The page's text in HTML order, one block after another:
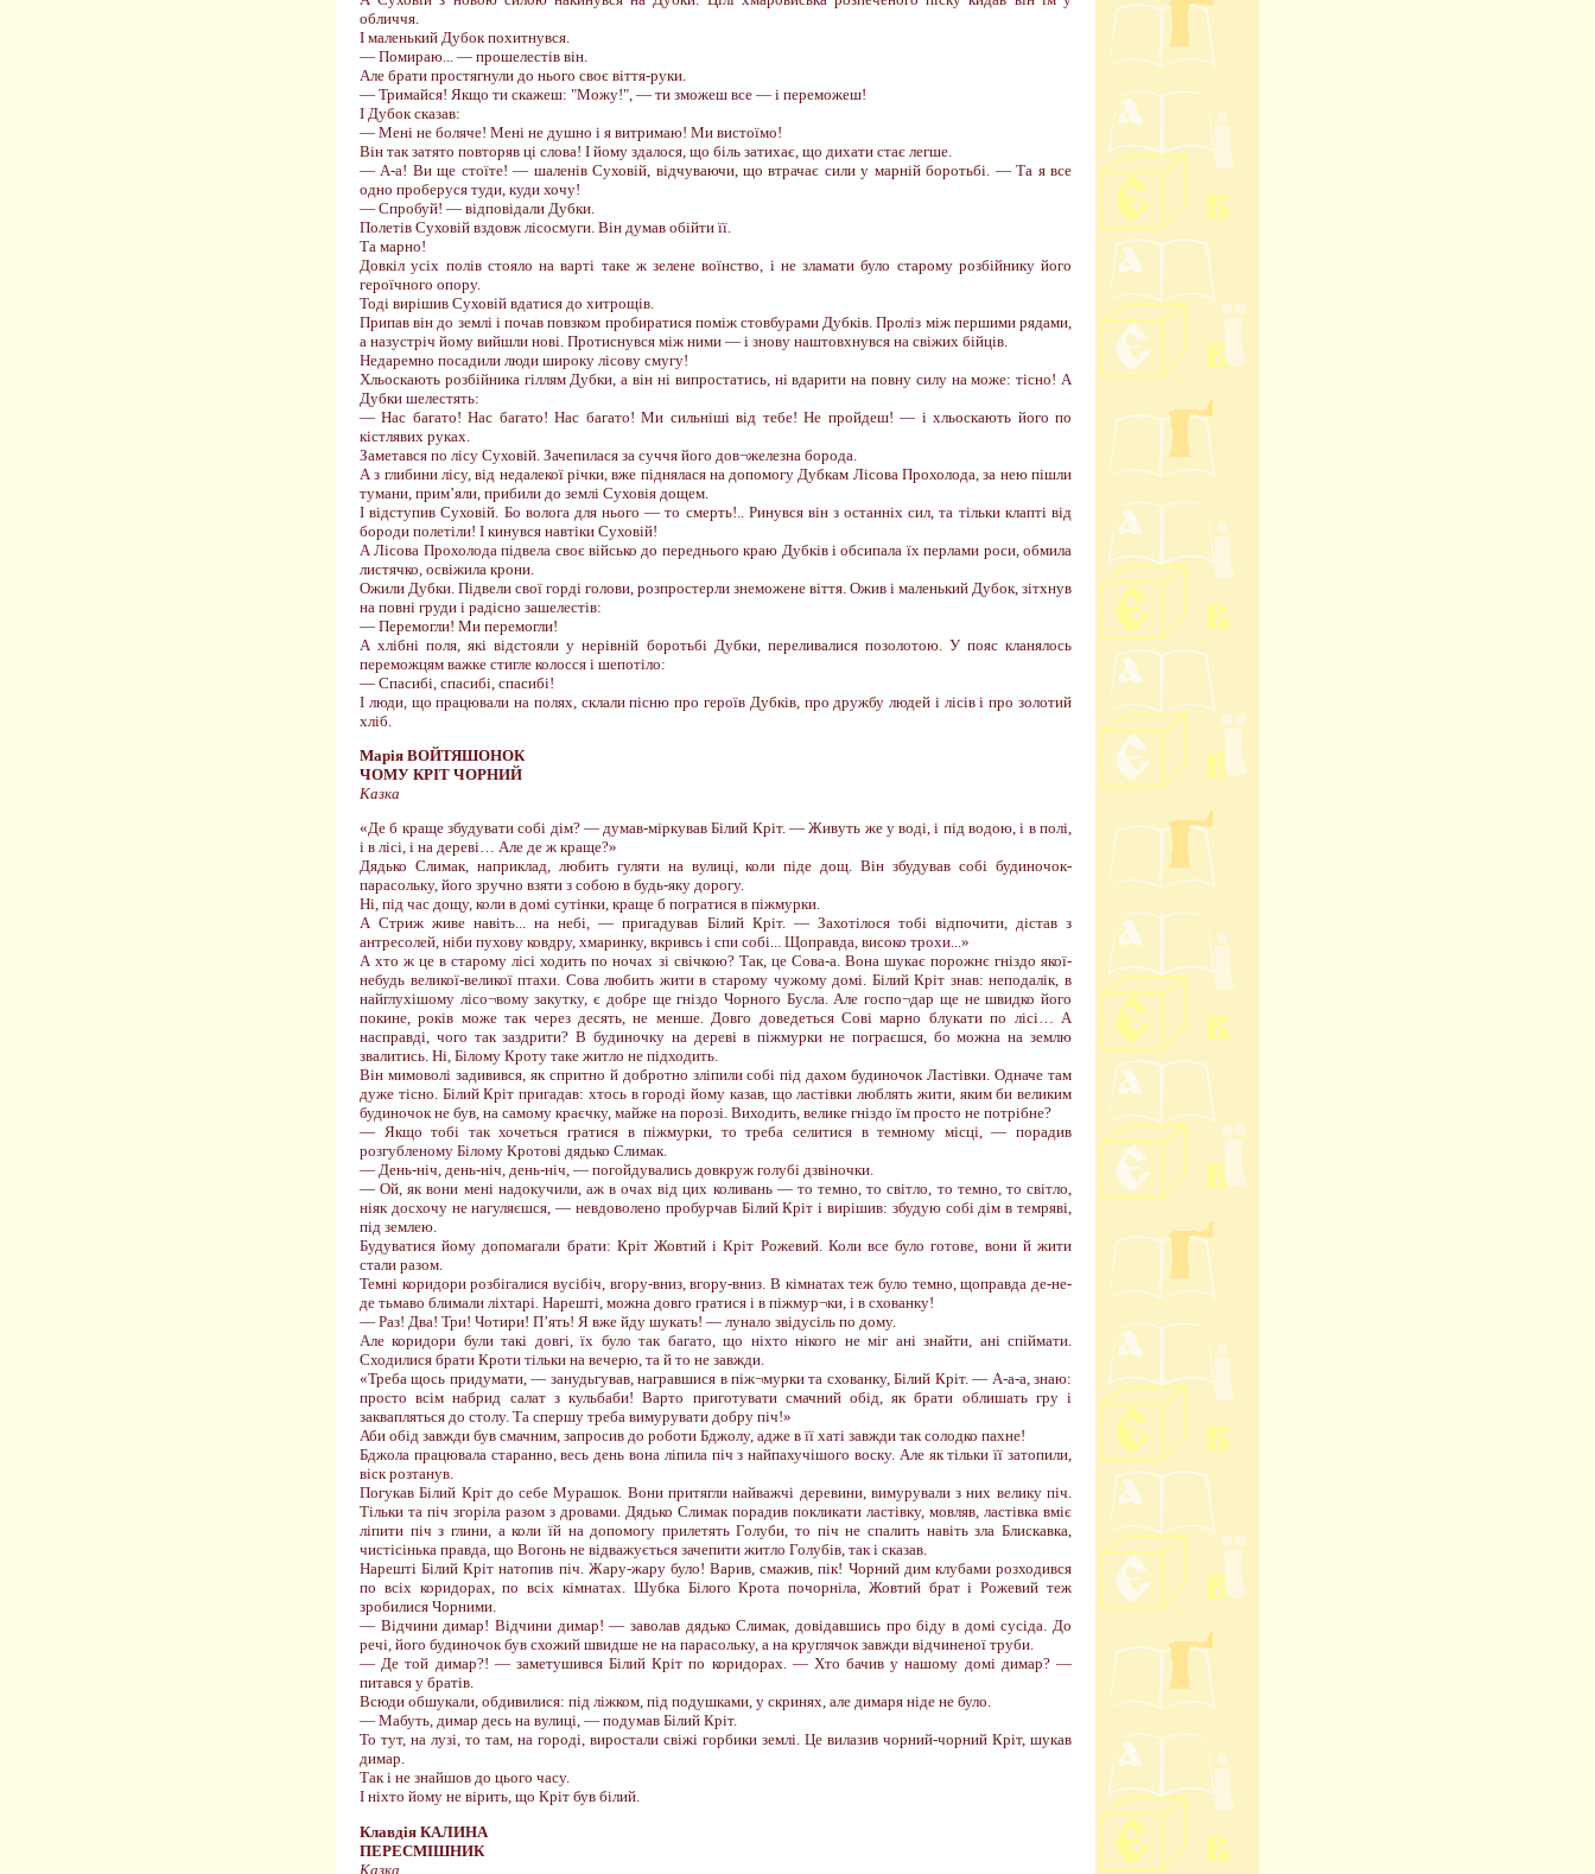
обличчя.
І маленький Дубок похитнувся.
— Помираю... — прошелестів він.
Але брати простягнули до нього своє віття-руки.
— Тримайся! Якщо ти скажеш: "Можу!", — ти зможеш все — і переможеш!
І Дубок сказав:
— Мені не боляче! Мені не душно і я витримаю! Ми вистоїмо!
Він так затято повторяв ці слова! І йому здалося, що біль затихає, що дихати стає легше.
— А-а! Ви ще стоїте! — шаленів Суховій, відчуваючи, що втрачає сили у марній боротьбі. — Та я все
одно проберуся туди, куди хочу!
— Спробуй! — відповідали Дубки.
Полетів Суховій вздовж лісосмуги. Він думав обійти її.
Та марно!
Довкіл усіх полів стояло на варті таке ж зелене воїнство, і не зламати було старому розбійнику його
героїчного опору.
Тоді вирішив Суховій вдатися до хитрощів.
Припав він до землі і почав повзком пробиратися поміж стовбурами Дубків. Проліз між першими рядами,
а назустріч йому вийшли нові. Протиснувся між ними — і знову наштовхнувся на свіжих бійців.
Недаремно посадили люди широку лісову смугу!
Хльоскають розбійника гіллям Дубки, а він ні випростатись, ні вдарити на повну силу на може: тісно! А
Дубки шелестять:
— Нас багато! Нас багато! Нас багато! Ми сильніші від тебе! Не пройдеш! — і хльоскають його по
кістлявих руках.
Заметався по лісу Суховій. Зачепилася за суччя його дов¬железна борода.
А з глибини лісу, від недалекої річки, вже піднялася на допомогу Дубкам Лісова Прохолода, за нею пішли
тумани, прим’яли, прибили до землі Суховія дощем.
І відступив Суховій. Бо волога для нього — то смерть!.. Ринувся він з останніх сил, та тільки клапті від
бороди полетіли! І кинувся навтіки Суховій!
А Лісова Прохолода підвела своє військо до переднього краю Дубків і обсипала їх перлами роси, обмила
листячко, освіжила крони.
Ожили Дубки. Підвели свої горді голови, розпростерли знеможене віття. Ожив і маленький Дубок, зітхнув
на повні груди і радісно зашелестів:
— Перемогли! Ми перемогли!
А хлібні поля, які відстояли у нерівній боротьбі Дубки, переливалися позолотою. У пояс кланялось
переможцям важке стигле колосся і шепотіло:
— Спасибі, спасибі, спасибі!
І люди, що працювали на полях, склали пісню про героїв Дубків, про дружбу людей і лісів і про золотий
хліб.
Марія ВОЙТЯШОНОК
ЧОМУ КРІТ ЧОРНИЙ
Казка
«Де б краще збудувати собі дім? — думав-міркував Білий Кріт. — Живуть же у воді, і під водою, і в полі,
і в лісі, і на дереві… Але де ж краще?»
Дядько Слимак, наприклад, любить гуляти на вулиці, коли піде дощ. Він збудував собі будиночок-
парасольку, його зручно взяти з собою в будь-яку дорогу.
Ні, під час дощу, коли в домі сутінки, краще б погратися в піжмурки.
А Стриж живе навіть... на небі, — пригадував Білий Кріт. — Захотілося тобі відпочити, дістав з
антресолей, ніби пухову ковдру, хмаринку, вкривсь і спи собі... Щоправда, високо трохи...»
А хто ж це в старому лісі ходить по ночах зі свічкою? Так, це Сова-а. Вона шукає порожнє гніздо якої-
небудь великої-великої птахи. Сова любить жити в старому чужому домі. Білий Кріт знав: неподалік, в
найглухішому лісо¬вому закутку, є добре ще гніздо Чорного Бусла. Але госпо¬дар ще не швидко його
покине, років може так через десять, не менше. Довго доведеться Сові марно блукати по лісі… А
насправді, чого так заздрити? В будиночку на дереві в піжмурки не пограєшся, бо можна на землю
звалитись. Ні, Білому Кроту таке житло не підходить.
Він мимоволі задивився, як спритно й добротно зліпили собі під дахом будиночок Ластівки. Одначе там
дуже тісно. Білий Кріт пригадав: хтось в городі йому казав, що ластівки люблять жити, яким би великим
будиночок не був, на самому краєчку, майже на порозі. Виходить, велике гніздо їм просто не потрібне?
— Якщо тобі так хочеться гратися в піжмурки, то треба селитися в темному місці, — порадив
розгубленому Білому Кротові дядько Слимак.
— День-ніч, день-ніч, день-ніч, — погойдувались довкруж голубі дзвіночки.
— Ой, як вони мені надокучили, аж в очах від цих коливань — то темно, то світло, то темно, то світло,
ніяк досхочу не нагуляєшся, — невдоволено пробурчав Білий Кріт і вирішив: збудую собі дім в темряві,
під землею.
Будуватися йому допомагали брати: Кріт Жовтий і Кріт Рожевий. Коли все було готове, вони й жити
стали разом.
Темні коридори розбігалися вусібіч, вгору-вниз, вгору-вниз. В кімнатах теж було темно, щоправда де-не-
де тьмаво блимали ліхтарі. Нарешті, можна довго гратися і в піжмур¬ки, і в схованку!
— Раз! Два! Три! Чотири! П’ять! Я вже йду шукать! — лунало звідусіль по дому.
Але коридори були такі довгі, їх було так багато, що ніхто нікого не міг ані знайти, ані спіймати.
Сходилися брати Кроти тільки на вечерю, та й то не завжди.
«Треба щось придумати, — занудьгував, награвшися в піж¬мурки та схованку, Білий Кріт. — А-а-а, знаю:
просто всім набрид салат з кульбаби! Варто приготувати смачний обід, як брати облишать гру і
заквапляться до столу. Та спершу треба вимурувати добру піч!»
Аби обід завжди був смачним, запросив до роботи Бджолу, адже в її хаті завжди так солодко пахне!
Бджола працювала старанно, весь день вона ліпила піч з найпахучішого воску. Але як тільки її затопили,
віск розтанув.
Погукав Білий Кріт до себе Мурашок. Вони притягли найважчі деревини, вимурували з них велику піч.
Тільки та піч згоріла разом з дровами. Дядько Слимак порадив покликати ластівку, мовляв, ластівка вміє
ліпити піч з глини, а коли їй на допомогу прилетять Голуби, то піч не спалить навіть зла Блискавка,
чистісінька правда, що Вогонь не відважується зачепити житло Голубів, так і сказав.
Нарешті Білий Кріт натопив піч. Жару-жару було! Варив, смажив, пік! Чорний дим клубами розходився
по всіх коридорах, по всіх кімнатах. Шубка Білого Крота почорніла, Жовтий брат і Рожевий теж
зробилися Чорними.
— Відчини димар! Відчини димар! — заволав дядько Слимак, довідавшись про біду в домі сусіда. До
речі, його будиночок був схожий швидше не на парасольку, а на круглячок завжди відчиненої труби.
— Де той димар?! — заметушився Білий Кріт по коридорах. — Хто бачив у нашому домі димар? —
питався у братів.
Всюди обшукали, обдивилися: під ліжком, під подушками, у скринях, але димаря ніде не було.
— Мабуть, димар десь на вулиці, — подумав Білий Кріт.
То тут, на лузі, то там, на городі, виростали свіжі горбики землі. Це вилазив чорний-чорний Кріт, шукав
димар.
Так і не знайшов до цього часу.
І ніхто йому не вірить, що Кріт був білий.
Клавдія КАЛИНА
ПЕРЕСМІШНИК
Казка